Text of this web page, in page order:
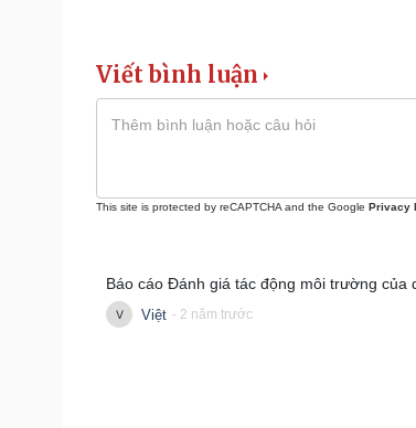
Viết bình luận
This site is protected by reCAPTCHA and the Google Privacy
Báo cáo Đánh giá tác động môi trường của
Việt - 2 năm trước